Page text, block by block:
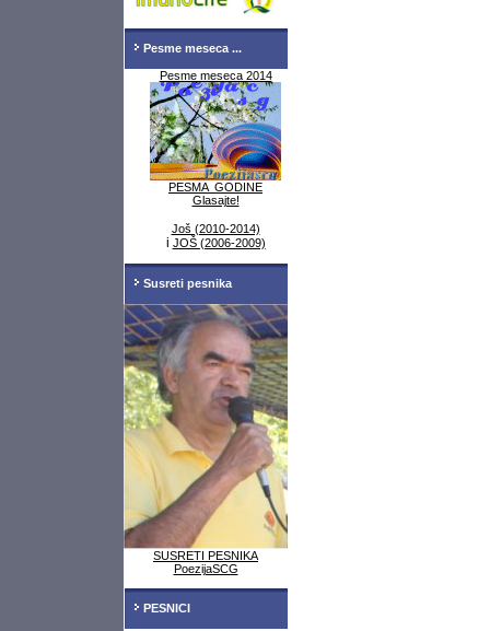
Pesme meseca ...
Pesme meseca 2014
PESMA GODINE
Glasajte!
Još (2010-2014)
i JOŠ (2006-2009)
Susreti pesnika
SUSRETI PESNIKA
PoezijaSCG
PESNICI